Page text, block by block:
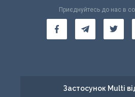
Приєднуйтесь до нас в
Застосунок Multi